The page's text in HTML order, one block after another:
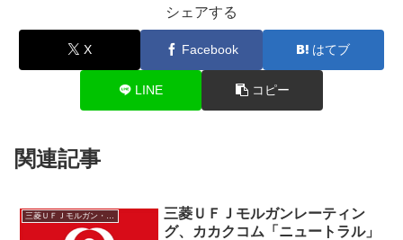
シェアする
X Facebook はてブ
LINE コピー
関連記事
三菱ＵＦＪモルガン・スタンレー
三菱ＵＦＪモルガンレーティン
グ、カカクコム「ニュートラル」